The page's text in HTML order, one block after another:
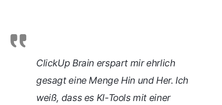
ClickUp Brain erspart mir ehrlich
gesagt eine Menge Hin und Her. Ich
weiß, dass es KI-Tools mit einer